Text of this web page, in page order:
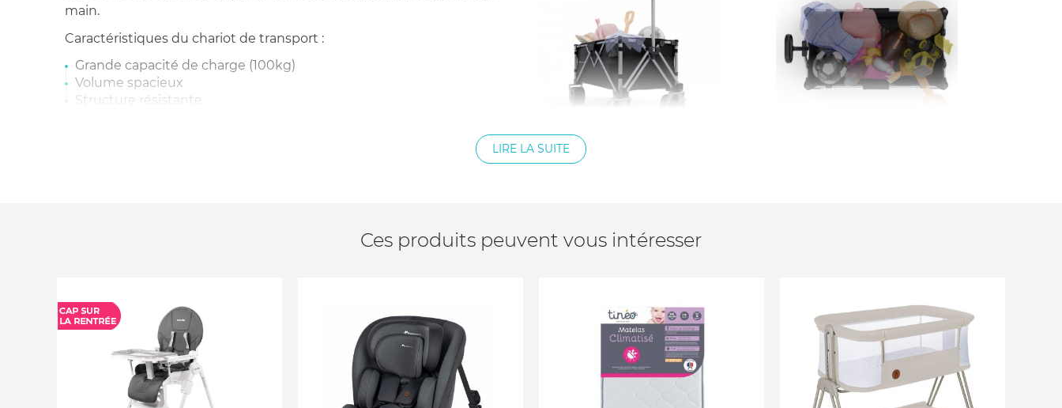
main.
Caractéristiques du chariot de transport :
Grande capacité de charge (100kg)
Volume spacieux
Structure résistante
LIRE LA SUITE
Ces produits peuvent vous intéresser